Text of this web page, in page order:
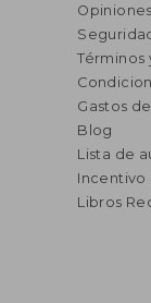
Términos
Gastos
Blog
Lista de
Incentivo
Libros